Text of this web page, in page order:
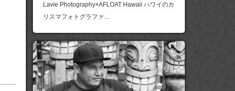
Lavie Photography×AFLOAT Hawaii ハワイのカ
リスマフォトグラファ…